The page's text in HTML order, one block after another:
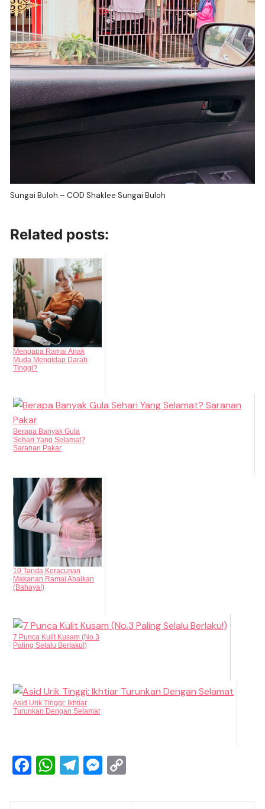
Sungai Buloh – COD Shaklee Sungai Buloh
Related posts:
Mengapa Ramai Anak
Muda Mengidap Darah
Tinggi?
Berapa Banyak Gula
Sehari Yang Selamat?
Saranan Pakar
10 Tanda Keracunan
Makanan Ramai Abaikan
(Bahaya!)
7 Punca Kulit Kusam (No.3
Paling Selalu Berlaku!)
Asid Urik Tinggi: Ikhtiar
Turunkan Dengan Selamat
F W T M